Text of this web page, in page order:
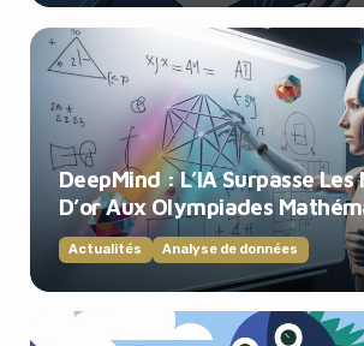
DeepMind : L’IA Surpasse Les
D’or Aux Olympiades
Actualités Analyse de données